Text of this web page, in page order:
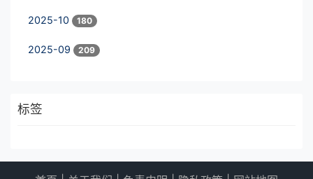
2025-10 180
2025-09 209
标签